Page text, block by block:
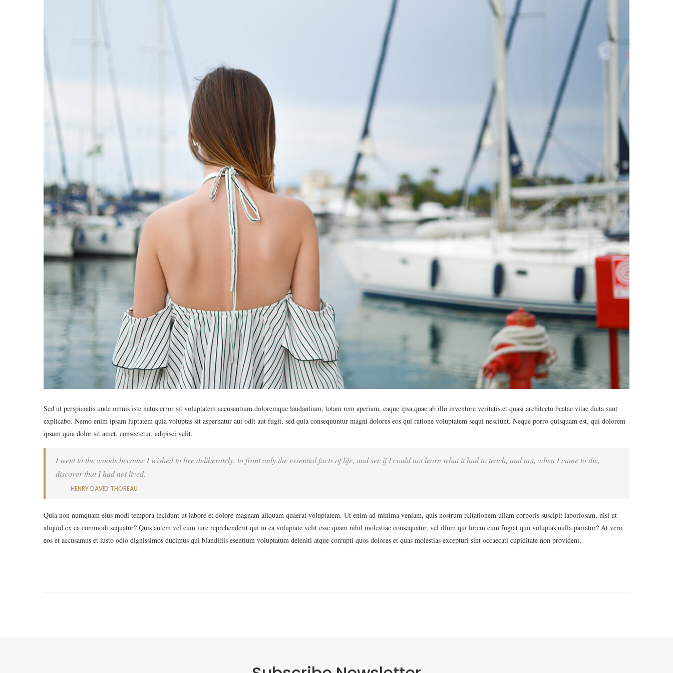
Sed ut perspiciatis unde omnis iste natus error sit voluptatem accusantium doloremque laudantium, totam rem aperiam, eaque ipsa quae ab illo inventore veritatis et quasi architecto beatae vitae dicta sunt
explicabo. Nemo enim ipsam luptatem quia voluptas sit aspernatur aut odit aut fugit, sed quia consequuntur magni dolores eos qui ratione voluptatem sequi nesciunt. Neque porro quisquam est, qui dolorem
ipsum quia dolor sit amet, consectetur, adipisci velit.
I went to the woods because I wished to live deliberately, to front only the essential facts of life, and see if I could not learn what it had to teach, and not, when I came to die,
discover that I had not lived.
HENRY DAVID THOREAU
Quia non numquam eius modi tempora incidunt ut labore et dolore magnam aliquam quaerat voluptatem. Ut enim ad minima veniam, quis nostrum rcitationem ullam corporis suscipit laboriosam, nisi ut
aliquid ex ea commodi sequatur? Quis autem vel eum iure reprehenderit qui in ea voluptate velit esse quam nihil molestiae consequatur, vel illum qui lorem eum fugiat quo voluptas nulla pariatur? At vero
eos et accusamus et iusto odio dignissimos ducimus qui blanditiis esentium voluptatum deleniti atque corrupti quos dolores et quas molestias excepturi sint occaecati cupiditate non provident,